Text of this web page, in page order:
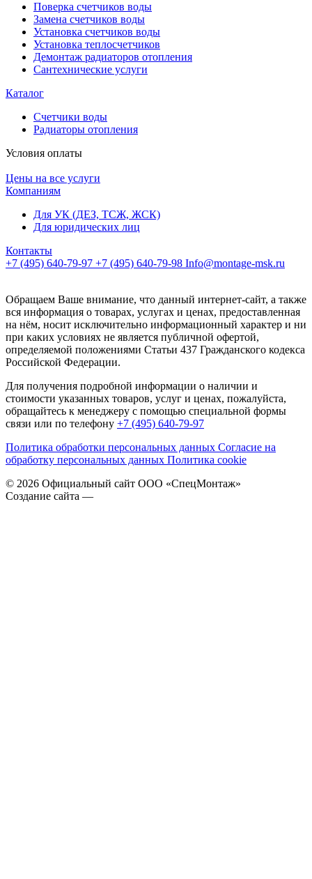
Поверка счетчиков воды
Замена счетчиков воды
Установка счетчиков воды
Установка теплосчетчиков
Демонтаж радиаторов отопления
Сантехнические услуги
Каталог
Счетчики воды
Радиаторы отопления
Условия оплаты
Цены на все услуги
Компаниям
Для УК (ДЕЗ, ТСЖ, ЖСК)
Для юридических лиц
Контакты
+7 (495) 640-79-97 +7 (495) 640-79-98 Info@montage-msk.ru
Обращаем Ваше внимание, что данный интернет-сайт, а также
вся информация о товарах, услугах и ценах, предоставленная
на нём, носит исключительно информационный характер и ни
при каких условиях не является публичной офертой,
определяемой положениями Статьи 437 Гражданского кодекса
Российской Федерации.
Для получения подробной информации о наличии и
стоимости указанных товаров, услуг и ценах, пожалуйста,
обращайтесь к менеджеру с помощью специальной формы
связи или по телефону +7 (495) 640-79-97
Политика обработки персональных данных Согласие на
обработку персональных данных Политика cookie
© 2026 Официальный сайт ООО «СпецМонтаж»
Создание сайта —